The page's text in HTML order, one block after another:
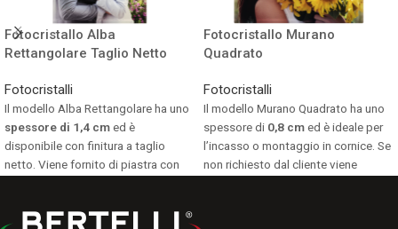
Fotocristallo Alba
Rettangolare Taglio Netto
Fotocristalli
Il modello Alba Rettangolare ha uno
spessore di 1,4 cmed è
disponibile con finitura a taglio
netto. Viene fornito di piastra con
Fotocristallo Murano
Quadrato
Fotocristalli
Il modello Murano Quadrato ha uno
spessore di 0,8 cmed è ideale per
l’incasso o montaggio in cornice. Se
non richiesto dal cliente viene